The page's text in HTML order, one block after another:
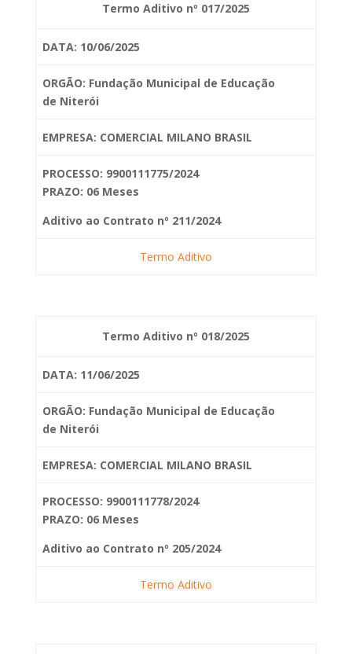
Termo Aditivo nº 017/2025
DATA: 10/06/2025
ORGÃO: Fundação Municipal de Educação
de Niterói
EMPRESA: COMERCIAL MILANO BRASIL
PROCESSO: 9900111775/2024
PRAZO: 06 Meses
Aditivo ao Contrato nº 211/2024
Termo Aditivo
Termo Aditivo nº 018/2025
DATA: 11/06/2025
ORGÃO: Fundação Municipal de Educação
de Niterói
EMPRESA: COMERCIAL MILANO BRASIL
PROCESSO: 9900111778/2024
PRAZO: 06 Meses
Aditivo ao Contrato nº 205/2024
Termo Aditivo